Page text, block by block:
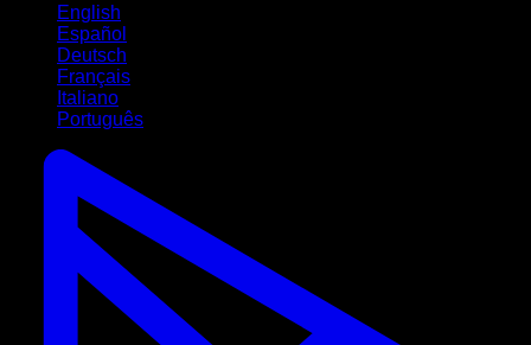
English
Español
Deutsch
Français
Italiano
Português